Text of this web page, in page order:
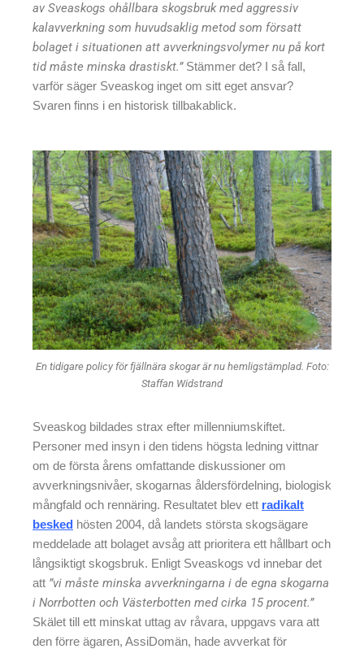
av Sveaskogs ohållbara skogsbruk med aggressiv
kalavverkning som huvudsaklig metod som försatt
bolaget i situationen att avverkningsvolymer nu på kort
tid måste minska drastiskt.”Stämmer det? I så fall,
varför säger Sveaskog inget om sitt eget ansvar?
Svaren finns i en historisk tillbakablick.
En tidigare policy för fjällnära skogar är nu hemligstämplad. Foto:
Staffan Widstrand
Sveaskog bildades strax efter millenniumskiftet.
Personer med insyn i den tidens högsta ledning vittnar
om de första årens omfattande diskussioner om
avverkningsnivåer, skogarnas åldersfördelning, biologisk
mångfald och rennäring. Resultatet blev ett radikalt
besked hösten 2004, då landets största skogsägare
meddelade att bolaget avsåg att prioritera ett hållbart och
långsiktigt skogsbruk. Enligt Sveaskogs vd innebar det
att ”vi måste minska avverkningarna i de egna skogarna
i Norrbotten och Västerbotten med cirka 15 procent.”
Skälet till ett minskat uttag av råvara, uppgavs vara att
den förre ägaren, AssiDomän, hade avverkat för